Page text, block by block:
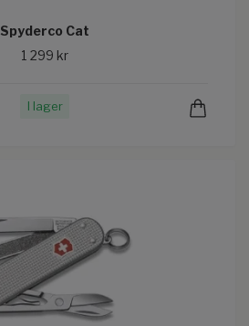
Spyderco Cat
1 299 kr
I lager